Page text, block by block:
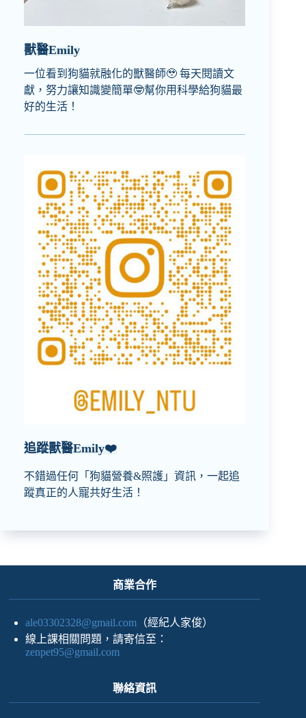
獸醫Emily
一位看到狗貓就融化的獸醫師🥹 每天閱讀文
獻，努力讓知識變簡單🤓幫你用科學給狗貓最
好的生活！
追蹤獸醫Emily❤️
不錯過任何「狗貓營養&照護」資訊，一起追
蹤真正的人寵共好生活！
商業合作
ale03302328@gmail.com （經紀人家俊）
線上課相關問題，請寄信至：
zenpet95@gmail.com
聯絡資訊